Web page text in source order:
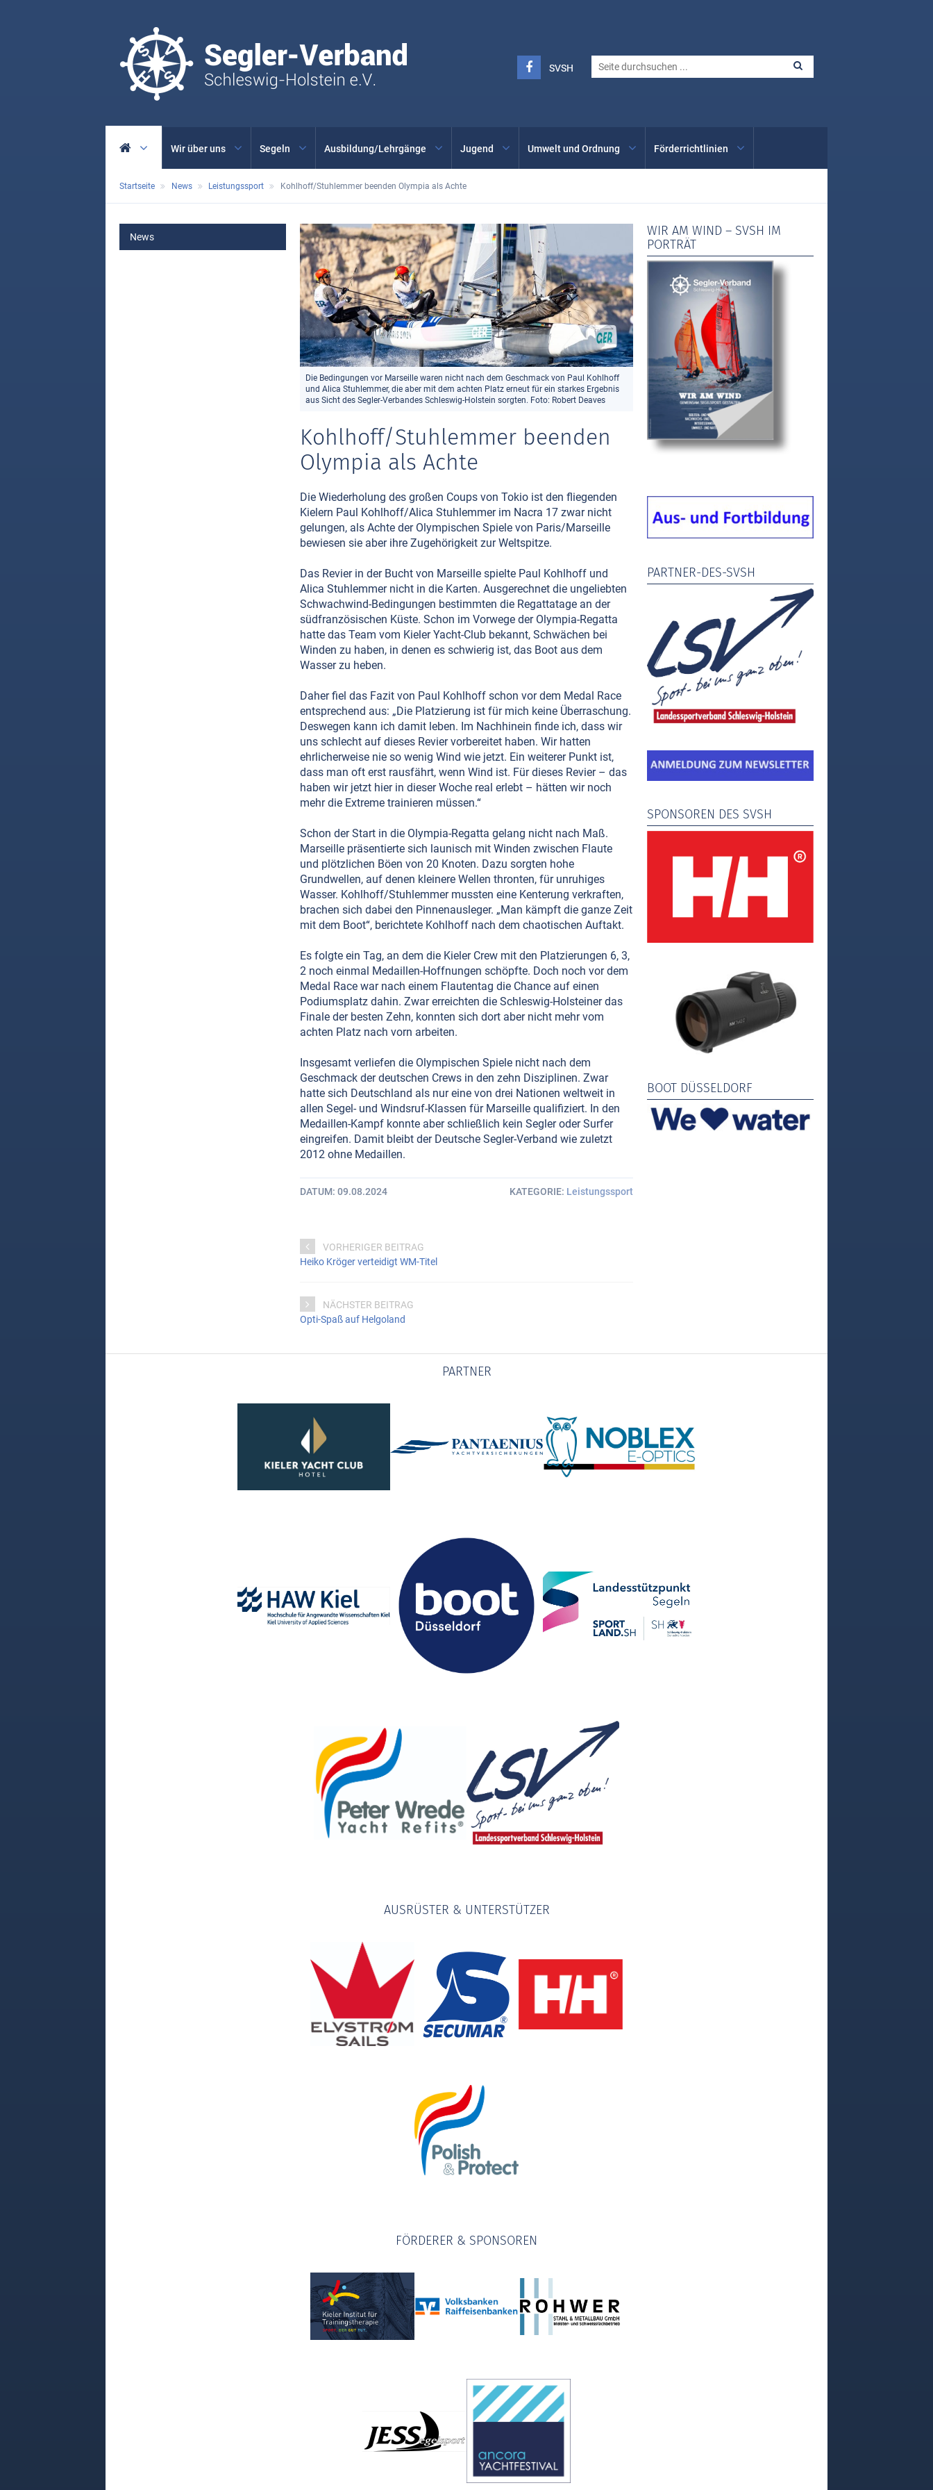
SVSH
FACEBOOK
SVSH
Wir über uns Segeln Ausbildung/Lehrgänge Jugend Umwelt und Ordnung Förderrichtlinien
Startseite News Leistungssport Kohlhoff/Stuhlemmer beenden Olympia als Achte
Die Bedingungen vor Marseille waren nicht nach dem Geschmack von Paul Kohlhoff
und Alica Stuhlemmer, die aber mit dem achten Platz erneut für ein starkes Ergebnis
aus Sicht des Segler-Verbandes Schleswig-Holstein sorgten. Foto: Robert Deaves
Kohlhoff/Stuhlemmer beenden
Olympia als Achte
Die Wiederholung des großen Coups von Tokio ist den fliegenden
Kielern Paul Kohlhoff/Alica Stuhlemmer im Nacra 17 zwar nicht
gelungen, als Achte der Olympischen Spiele von Paris/Marseille
bewiesen sie aber ihre Zugehörigkeit zur Weltspitze.
Das Revier in der Bucht von Marseille spielte Paul Kohlhoff und
Alica Stuhlemmer nicht in die Karten. Ausgerechnet die ungeliebten
Schwachwind-Bedingungen bestimmten die Regattatage an der
südfranzösischen Küste. Schon im Vorwege der Olympia-Regatta
hatte das Team vom Kieler Yacht-Club bekannt, Schwächen bei
Winden zu haben, in denen es schwierig ist, das Boot aus dem
Wasser zu heben.
Daher fiel das Fazit von Paul Kohlhoff schon vor dem Medal Race
entsprechend aus: „Die Platzierung ist für mich keine Überraschung.
Deswegen kann ich damit leben. Im Nachhinein finde ich, dass wir
uns schlecht auf dieses Revier vorbereitet haben. Wir hatten
ehrlicherweise nie so wenig Wind wie jetzt. Ein weiterer Punkt ist,
dass man oft erst rausfährt, wenn Wind ist. Für dieses Revier – das
haben wir jetzt hier in dieser Woche real erlebt – hätten wir noch
mehr die Extreme trainieren müssen.“
Schon der Start in die Olympia-Regatta gelang nicht nach Maß.
Marseille präsentierte sich launisch mit Winden zwischen Flaute
und plötzlichen Böen von 20 Knoten. Dazu sorgten hohe
Grundwellen, auf denen kleinere Wellen thronten, für unruhiges
Wasser. Kohlhoff/Stuhlemmer mussten eine Kenterung verkraften,
brachen sich dabei den Pinnenausleger. „Man kämpft die ganze Zeit
mit dem Boot“, berichtete Kohlhoff nach dem chaotischen Auftakt.
Es folgte ein Tag, an dem die Kieler Crew mit den Platzierungen 6, 3,
2 noch einmal Medaillen-Hoffnungen schöpfte. Doch noch vor dem
Medal Race war nach einem Flautentag die Chance auf einen
Podiumsplatz dahin. Zwar erreichten die Schleswig-Holsteiner das
Finale der besten Zehn, konnten sich dort aber nicht mehr vom
achten Platz nach vorn arbeiten.
Insgesamt verliefen die Olympischen Spiele nicht nach dem
Geschmack der deutschen Crews in den zehn Disziplinen. Zwar
hatte sich Deutschland als nur eine von drei Nationen weltweit in
allen Segel- und Windsruf-Klassen für Marseille qualifiziert. In den
Medaillen-Kampf konnte aber schließlich kein Segler oder Surfer
eingreifen. Damit bleibt der Deutsche Segler-Verband wie zuletzt
2012 ohne Medaillen.
DATUM 09.08.2024 KATEGORIE Leistungssport
VORHERIGER BEITRAG
Heiko Kröger verteidigt WM-Titel
NÄCHSTER BEITRAG
Opti-Spaß auf Helgoland
MAIN
News
WIR AM WIND – SVSH IM
PORTRÄT
PARTNER-DES-SVSH
SPONSOREN DES SVSH
BOOT DÜSSELDORF
PARTNER
AUSRÜSTER & UNTERSTÜTZER
FÖRDERER & SPONSOREN